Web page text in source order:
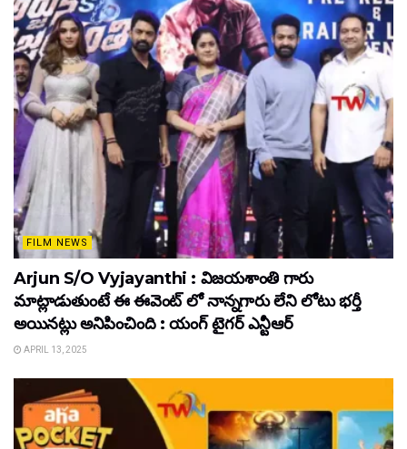
FILM NEWS
Arjun S/O Vyjayanthi : విజయశాంతి గారు
మాట్లాడుతుంటే ఈ ఈవెంట్ లో నాన్నగారు లేని లోటు భర్తీ
అయినట్లు అనిపించింది : యంగ్ టైగర్ ఎన్టీఆర్
APRIL 13, 2025